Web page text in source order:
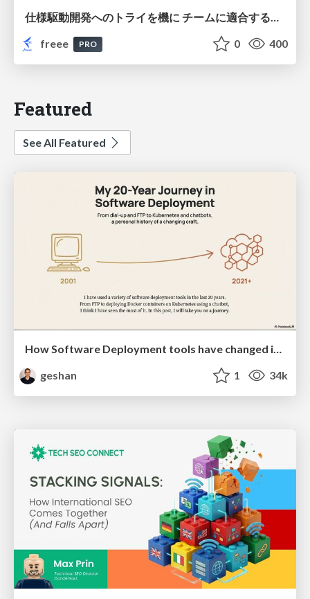
仕様駆動開発へのトライを機に チームに適合する手法を模索し続けている話
freee
PRO 0 400
Featured
See All Featured
How Software Deployment tools have changed in the past 20 years
geshan
1 34k